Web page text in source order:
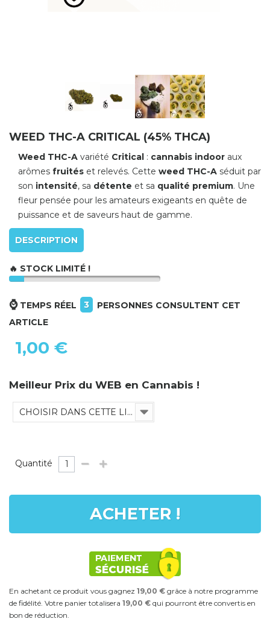
WEED THC-A CRITICAL (45% THCA)
Weed THC-A variété Critical : cannabis indoor aux
arômes fruités et relevés. Cette weed THC-A séduit par
son intensité, sa détente et sa qualité premium. Une
fleur pensée pour les amateurs exigeants en quête de
puissance et de saveurs haut de gamme.
DESCRIPTION
🔥 STOCK LIMITÉ !
⌚TEMPS RÉEL 3
PERSONNES CONSULTENT CET
ARTICLE
1,00 €
Meilleur Prix du WEB en Cannabis !
CHOISIR DANS CETTE LISTE
Quantité
ACHETER !
En achetant ce produit vous gagnez 19,00 € grâce à notre programme
de fidélité. Votre panier totalisera 19,00 € qui pourront être convertis en
bon de réduction.